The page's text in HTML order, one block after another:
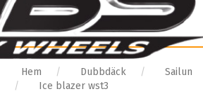
Hem Dubbdäck
Sailun
Ice blazer wst3